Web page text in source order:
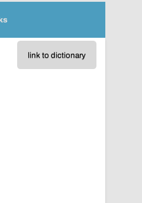
link to dictionary